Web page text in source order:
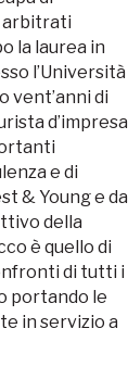
arbitrati
la laurea in
l’Università
vent’anni di
d’impresa
e di
& Young e da
della
è quello di
di tutti i
portando le
in servizio a